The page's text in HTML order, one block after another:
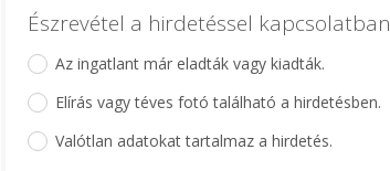
Észrevétel a hirdetéssel kapcsolatban
Az ingatlant már eladták vagy kiadták.
Elírás vagy téves fotó található a hirdetésben.
Valótlan adatokat tartalmaz a hirdetés.